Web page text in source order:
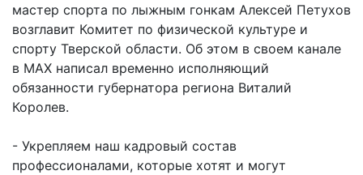
мастер спорта по лыжным гонкам Алексей Петухов
возглавит Комитет по физической культуре и
спорту Тверской области. Об этом в своем канале
в МАХ написал временно исполняющий
обязанности губернатора региона Виталий
Королев.
- Укрепляем наш кадровый состав
профессионалами, которые хотят и могут